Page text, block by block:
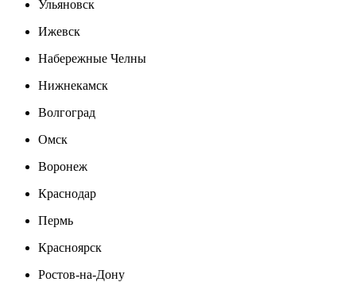
Ульяновск
Ижевск
Набережные Челны
Нижнекамск
Волгоград
Омск
Воронеж
Краснодар
Пермь
Красноярск
Ростов-на-Дону